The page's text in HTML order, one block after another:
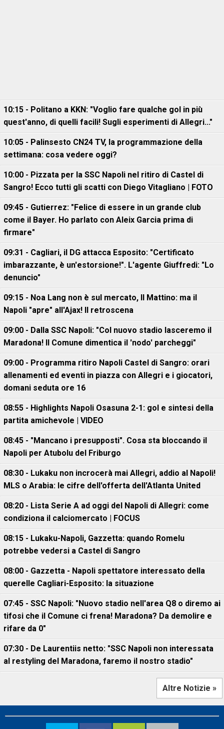
10:15 - Politano a KKN: "Voglio fare qualche gol in più
quest'anno, di quelli facili! Sugli esperimenti di Allegri..."
10:05 - Palinsesto CN24 TV, la programmazione della
settimana: cosa vedere oggi?
10:00 - Pizzata per la SSC Napoli nel ritiro di Castel di
Sangro! Ecco tutti gli scatti con Diego Vitagliano | FOTO
09:45 - Gutierrez: "Felice di essere in un grande club
come il Bayer. Ho parlato con Aleix Garcia prima di
firmare"
09:31 - Cagliari, il DG attacca Esposito: "Certificato
imbarazzante, è un'estorsione!". L'agente Giuffredi: "Lo
denuncio"
09:15 - Noa Lang non è sul mercato, Il Mattino: ma il
Napoli "apre" all'Ajax! Il retroscena
09:00 - Dalla SSC Napoli: "Col nuovo stadio lasceremo il
Maradona! Il Comune dimentica il 'nodo' parcheggi"
09:00 - Programma ritiro Napoli Castel di Sangro: orari
allenamenti ed eventi in piazza con Allegri e i giocatori,
domani seduta ore 16
08:55 - Highlights Napoli Osasuna 2-1: gol e sintesi della
partita amichevole | VIDEO
08:45 - "Mancano i presupposti". Cosa sta bloccando il
Napoli per Atubolu del Friburgo
08:30 - Lukaku non incrocerà mai Allegri, addio al Napoli!
MLS o Arabia: le cifre dell'offerta dell'Atlanta United
08:20 - Lista Serie A ad oggi del Napoli di Allegri: come
condiziona il calciomercato | FOCUS
08:15 - Lukaku-Napoli, Gazzetta: quando Romelu
potrebbe vedersi a Castel di Sangro
08:00 - Gazzetta - Napoli spettatore interessato della
querelle Cagliari-Esposito: la situazione
07:45 - SSC Napoli: "Nuovo stadio nell'area Q8 o diremo ai
tifosi che il Comune ci frena! Maradona? Da demolire e
rifare da 0"
07:30 - De Laurentiis netto: "SSC Napoli non interessata
al restyling del Maradona, faremo il nostro stadio"
Altre Notizie »